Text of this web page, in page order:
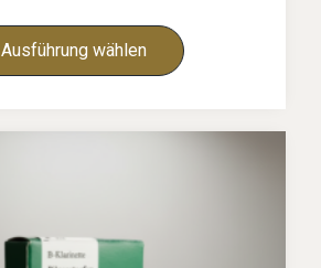
Ausführung wählen